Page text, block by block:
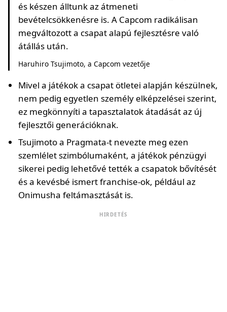
és készen álltunk az átmeneti
bevételcsökkenésre is. A Capcom radikálisan
megváltozott a csapat alapú fejlesztésre való
átállás után.
Haruhiro Tsujimoto, a Capcom vezetője
Mivel a játékok a csapat ötletei alapján készülnek,
nem pedig egyetlen személy elképzelései szerint,
ez megkönnyíti a tapasztalatok átadását az új
fejlesztői generációknak.
Tsujimoto a Pragmata-t nevezte meg ezen
szemlélet szimbólumaként, a játékok pénzügyi
sikerei pedig lehetővé tették a csapatok bővítését
és a kevésbé ismert franchise-ok, például az
Onimusha feltámasztását is.
HIRDETÉS